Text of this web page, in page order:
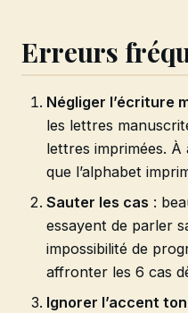
Erreurs
Négliger l’écriture
les lettres
lettres imprimées.
que l’alphabet
Sauter les cas :
essayent de parler
impossibilité de
affronter les 6 cas
Ignorer l’accent